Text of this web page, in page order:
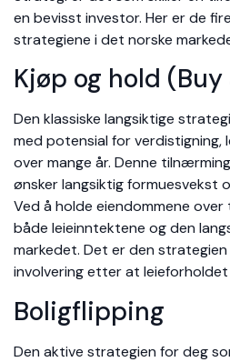
en bevisst investor. Her er de
strategiene i det norske
Kjøp og hold
Den klassiske langsiktige
med potensial for verdistigning,
over mange år. Denne
ønsker langsiktig formuesvekst
Ved å holde eiendommene
både leieinntektene og den
markedet. Det er den
involvering etter at
Boligflipping
Den aktive strategien for deg